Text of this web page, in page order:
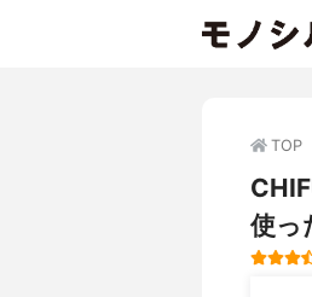
TOP
使っ